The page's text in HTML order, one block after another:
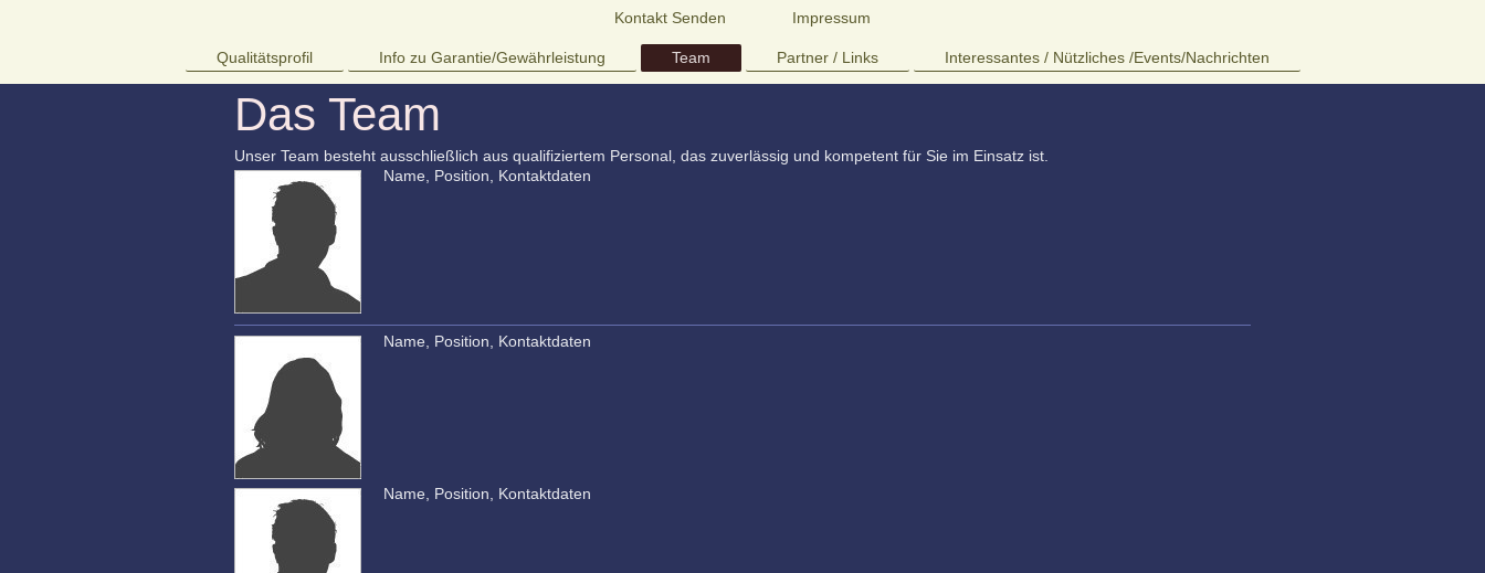
Kontakt Senden Impressum
Qualitätsprofil Info zu Garantie/Gewährleistung Team Partner / Links Interessantes / Nützliches /Events/Nachrichten
Das Team
Unser Team besteht ausschließlich aus qualifiziertem Personal, das zuverlässig und kompetent für Sie im Einsatz ist.
Name, Position, Kontaktdaten
Name, Position, Kontaktdaten
Name, Position, Kontaktdaten